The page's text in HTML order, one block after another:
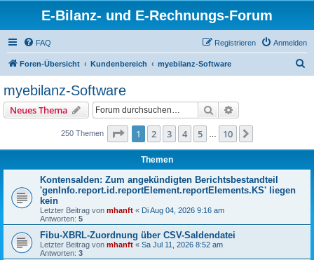
E-Bilanz- und E-Rechnungs-Forum
FAQ Anmelden
Registrieren
Foren-Übersicht Kundenbereich myebilanz-Software
myebilanz-Software
Neues Thema Suche
250 Themen Seite 1von 10
1 2 3 4 5 10
Themen
Kontensalden: Zum angekündigten Berichtsbestandteil
'genInfo.report.id.reportElement.reportElements.KS' liegen
kein
Letzter Beitrag von mhanft « Di Aug 04, 2026 9:16 am
Antworten: 5
Fibu-XBRL-Zuordnung über CSV-Saldendatei
Letzter Beitrag von mhanft « Sa Jul 11, 2026 8:52 am
Antworten: 3